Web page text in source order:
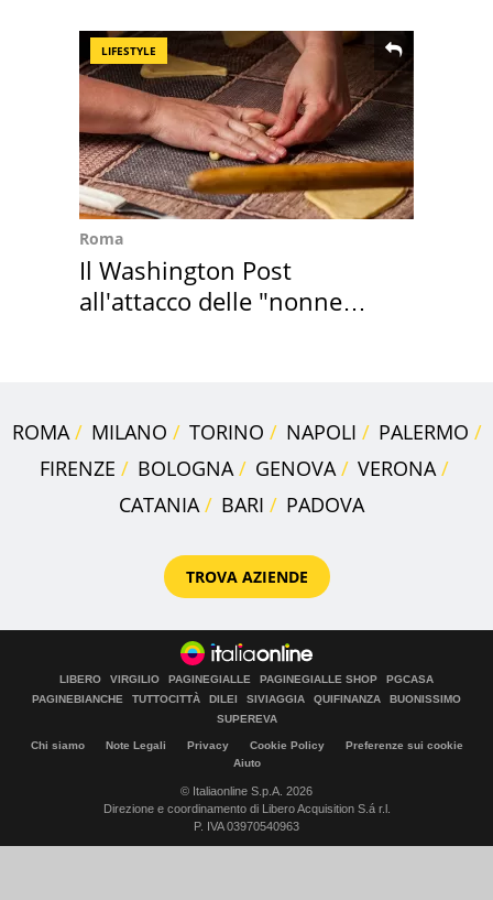
LIFESTYLE
Roma
Il Washington Post
all'attacco delle "nonne
ROMA MILANO TORINO NAPOLI
PALERMO
FIRENZE
BOLOGNA GENOVA
VERONA
CATANIA
BARI PADOVA
TROVA AZIENDE
LIBERO VIRGILIO PAGINEGIALLE PAGINEGIALLE SHOP
PGCASA
PAGINEBIANCHE
TUTTOCITTÀ DILEI SIVIAGGIA QUIFINANZA
BUONISSIMO
SUPEREVA
Chi siamo Note Legali Privacy Cookie Policy
Preferenze sui cookie
Aiuto
© Italiaonline S.p.A. 2026
Direzione e coordinamento di Libero Acquisition S.á r.l.
P. IVA 03970540963